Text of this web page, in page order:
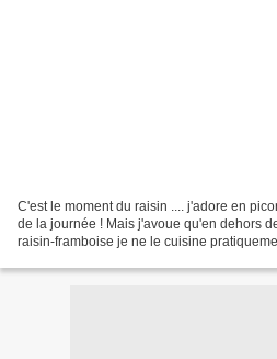
C'est le moment du raisin .... j'adore en
de la journée ! Mais j'avoue qu'en dehors
raisin-framboise je ne le cuisine